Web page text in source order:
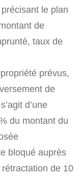
précisant le plan
de
taux de
prévus,
de
d’une
du montant du
bloqué auprès
de 10